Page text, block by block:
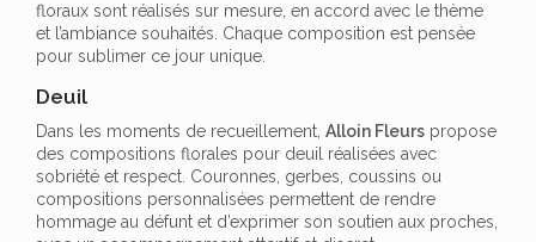
floraux sont réalisés sur mesure, en accord avec le thème
et l’ambiance souhaités. Chaque composition est pensée
pour sublimer ce jour unique.
Deuil
Dans les moments de recueillement, Alloin Fleurs propose
des compositions florales pour deuil réalisées avec
sobriété et respect. Couronnes, gerbes, coussins ou
compositions personnalisées permettent de rendre
hommage au défunt et d’exprimer son soutien aux proches,